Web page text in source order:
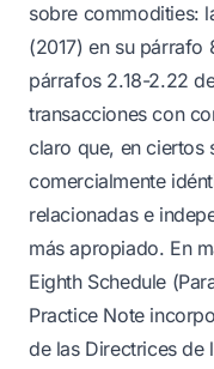
sobre commodities:
(2017) en su párrafo
párrafos 2.18-2.22
transacciones con
claro que, en ciertos
comercialmente
relacionadas e
más apropiado. En
Eighth Schedule
Practice Note
de las Directrices de